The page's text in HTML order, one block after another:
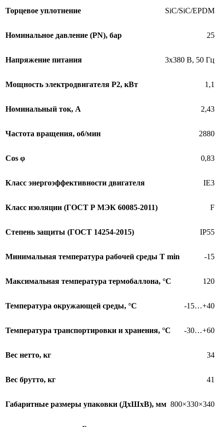
Торцевое уплотнение SiC/SiC/EPDM
Номинальное давление (PN), бар 25
Напряжение питания 3х380 В, 50 Гц
Мощность электродвигателя P2, кВт 1,1
Номинальный ток, А 2,43
Частота вращения, об/мин 2880
Cos φ 0,83
Класс энергоэффективности двигателя IE3
Класс изоляции (ГОСТ Р МЭК 60085-2011) F
Степень защиты (ГОСТ 14254-2015) IP55
Минимальная температура рабочей среды T min -15
Максимальная температура термобаллона, °C 120
Температура окружающей среды, °С -15…+40
Температура транспортировки и хранения, °С -30…+60
Вес нетто, кг 34
Вес брутто, кг 41
Габаритные размеры упаковки (ДхШхВ), мм 800×330×340